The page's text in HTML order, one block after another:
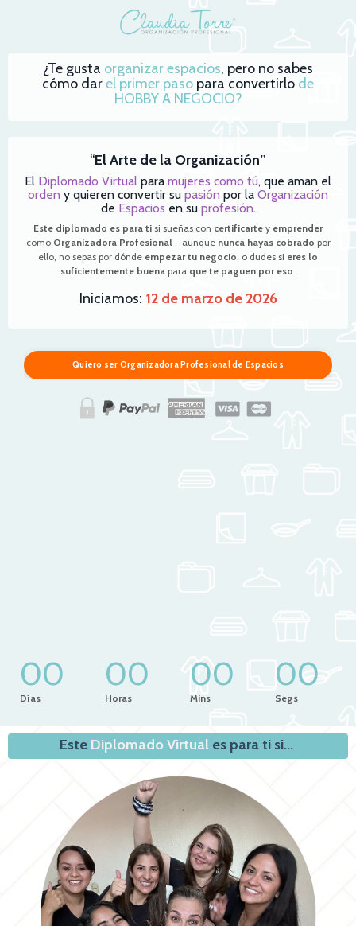
¿Te gusta organizar espacios, pero no sabes
cómo darel primer paso para convertirlo de
HOBBY A NEGOCIO?
“El Arte de la Organización”
El Diplomado Virtual para mujeres como tú, que aman el
orden y quieren convertir su pasión por la Organización
de Espacios en su profesión.
Este diplomado es para ti si sueñas con certificarte y emprender
como Organizadora Profesional—aunque nunca hayas cobrado por
ello, no sepas por dónde empezar tu negocio, o dudes si eres lo
suficientemente buena para que te paguen por eso.
Iniciamos: 12 de marzo de 2026
Quiero ser Organizadora Profesional de Espacios
00
Días
00
Horas
00
Mins
00
Segs
Este Diplomado Virtual es para ti si...